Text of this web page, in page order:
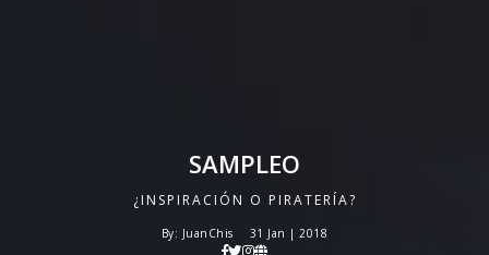
SAMPLEO
¿INSPIRACIÓN O PIRATERÍA?
By: JuanChis 31 Jan | 2018